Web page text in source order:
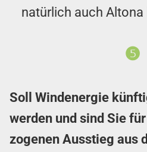
natürlich auch
❺
Soll Windenergie
werden und sind Sie
zogenen Ausstieg aus